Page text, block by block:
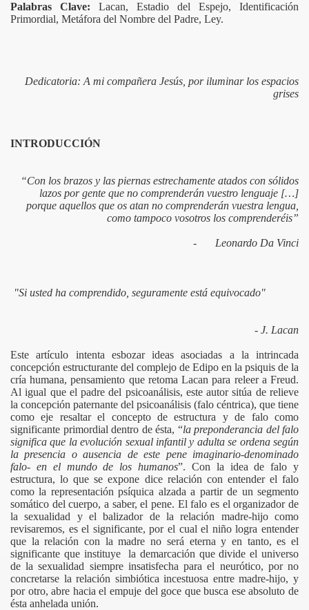
Palabras Clave: Lacan, Estadio del Espejo, Identificación
Primordial, Metáfora del Nombre del Padre, Ley.
Dedicatoria: A mi compañera Jesús, por iluminar los espacios
grises
INTRODUCCIÓN
“Con los brazos y las piernas estrechamente atados con sólidos
lazos por gente que no comprenderán vuestro lenguaje […]
porque aquellos que os atan no comprenderán vuestra lengua,
como tampoco vosotros los comprenderéis”
- Leonardo Da Vinci
"Si usted ha comprendido, seguramente está equivocado"
- J. Lacan
Este artículo intenta esbozar ideas asociadas a la intrincada
concepción estructurante del complejo de Edipo en la psiquis de la
cría humana, pensamiento que retoma Lacan para releer a Freud.
Al igual que el padre del psicoanálisis, este autor sitúa de relieve
la concepción paternante del psicoanálisis (falo céntrica), que tiene
como eje resaltar el concepto de estructura y de falo como
significante primordial dentro de ésta, “la preponderancia del falo
significa que la evolución sexual infantil y adulta se ordena según
la presencia o ausencia de este pene imaginario-denominado
falo- en el mundo de los humanos”. Con la idea de falo y
estructura, lo que se expone dice relación con entender el falo
como la representación psíquica alzada a partir de un segmento
somático del cuerpo, a saber, el pene. El falo es el organizador de
la sexualidad y el balizador de la relación madre-hijo como
revisaremos, es el significante, por el cual el niño logra entender
que la relación con la madre no será eterna y en tanto, es el
significante que instituye la demarcación que divide el universo
de la sexualidad siempre insatisfecha para el neurótico, por no
concretarse la relación simbiótica incestuosa entre madre-hijo, y
por otro, abre hacia el empuje del goce que busca ese absoluto de
ésta anhelada unión.
PARA LA VIDA CON UN ENFOQUE PEDAGOGICO
PSICO-SOCIO- AMBIENTAL COMO ASPECTO
LA BANALIDAD DEL MAL EN ACUSADOS POR
DEL SER HUMANO
LA MALDAD Y LA AGRESIVIDAD: UNA LECTURA
Social